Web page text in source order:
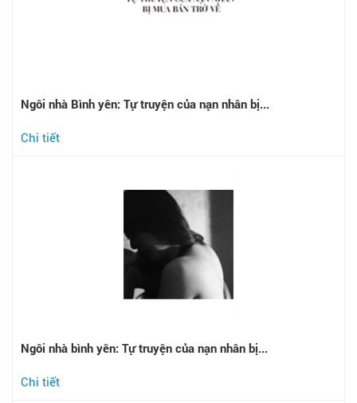
Ngôi nhà Bình yên: Tự truyện của nạn nhân bị...
Chi tiết
Ngôi nhà bình yên: Tự truyện của nạn nhân bị...
Chi tiết